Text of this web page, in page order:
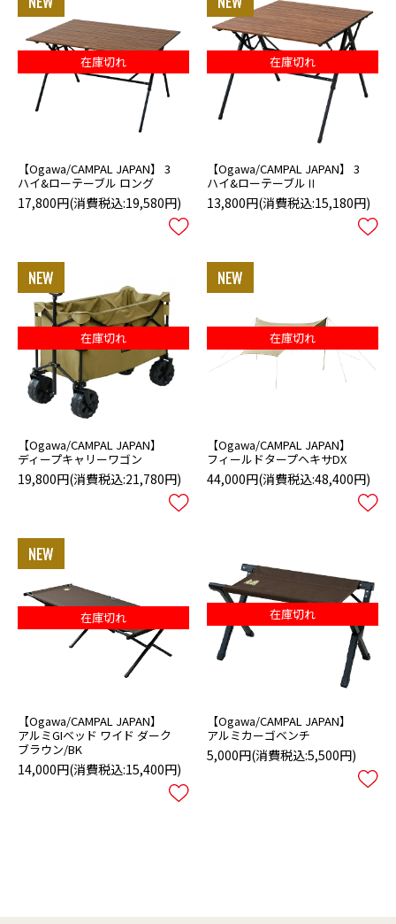
【Ogawa/CAMPAL JAPAN】 3
ハイ&ローテーブル ロング
在庫切れ
17,800円(消費税込:19,580円)
【Ogawa/CAMPAL JAPAN】 3
ハイ&ローテーブルⅡ
在庫切れ
13,800円(消費税込:15,180円)
【Ogawa/CAMPAL JAPAN】
ディープキャリーワゴン
在庫切れ
19,800円(消費税込:21,780円)
【Ogawa/CAMPAL JAPAN】
フィールドタープヘキサDX
在庫切れ
44,000円(消費税込:48,400円)
【Ogawa/CAMPAL JAPAN】
アルミGIベッド ワイド ダーク
ブラウン/BK
在庫切れ
14,000円(消費税込:15,400円)
【Ogawa/CAMPAL JAPAN】
アルミカーゴベンチ
在庫切れ
5,000円(消費税込:5,500円)